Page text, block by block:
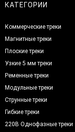
КАТЕГОРИИ
Коммерческие треки
Магнитные треки
Плоские треки
Узкие 5 мм треки
Ременные треки
Модульные треки
Струнные треки
Гибкие треки
220В Однофазные треки